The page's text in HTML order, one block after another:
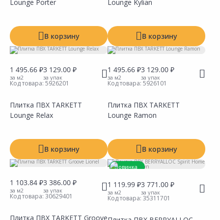
Lounge Porter
В корзину
Lounge Kylian
В корзину
1 495.66 ₽
за м2
3 129.00 ₽
за упак
Код товара: 5926201
Плитка ПВХ TARKETT
Lounge Relax
В корзину
1 495.66 ₽
за м2
3 129.00 ₽
за упак
Код товара: 5926101
Плитка ПВХ TARKETT
Lounge Ramon
В корзину
1 103.84 ₽
за м2
3 386.00 ₽
за упак
Код товара: 30629401
Плитка ПВХ TARKETT Groove
Новинка
1 119.99 ₽
за м2
3 771.00 ₽
за упак
Код товара: 35311701